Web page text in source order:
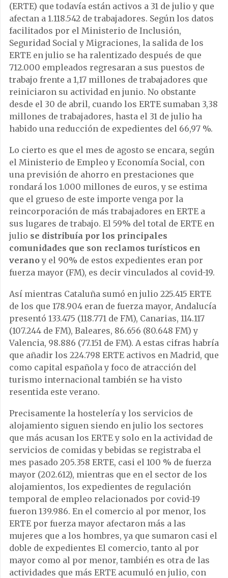
(ERTE) que todavía están activos a 31 de julio y que
afectan a 1.118.542 de trabajadores. Según los datos
facilitados por el Ministerio de Inclusión,
Seguridad Social y Migraciones, la salida de los
ERTE en julio se ha ralentizado después de que
712.000 empleados regresaran a sus puestos de
trabajo frente a 1,17 millones de trabajadores que
reiniciaron su actividad en junio. No obstante
desde el 30 de abril, cuando los ERTE sumaban 3,38
millones de trabajadores, hasta el 31 de julio ha
habido una reducción de expedientes del 66,97 %.
Lo cierto es que el mes de agosto se encara, según
el Ministerio de Empleo y Economía Social, con
una previsión de ahorro en prestaciones que
rondará los 1.000 millones de euros, y se estima
que el grueso de este importe venga por la
reincorporación de más trabajadores en ERTE a
sus lugares de trabajo. El 59% del total de ERTE en
julio se distribuía por los principales
comunidades que son reclamos turísticos en
veranoy el 90% de estos expedientes eran por
fuerza mayor (FM), es decir vinculados al covid-19.
Así mientras Cataluña sumó en julio 225.415 ERTE
de los que 178.904 eran de fuerza mayor, Andalucía
presentó 133.475 (118.771 de FM), Canarias, 114.117
(107.244 de FM), Baleares, 86.656 (80.648 FM) y
Valencia, 98.886 (77.151 de FM). A estas cifras habría
que añadir los 224.798 ERTE activos en Madrid, que
como capital española y foco de atracción del
turismo internacional también se ha visto
resentida este verano.
Precisamente la hostelería y los servicios de
alojamiento siguen siendo en julio los sectores
que más acusan los ERTE y solo en la actividad de
servicios de comidas y bebidas se registraba el
mes pasado 205.358 ERTE, casi el 100 % de fuerza
mayor (202.612), mientras que en el sector de los
alojamientos, los expedientes de regulación
temporal de empleo relacionados por covid-19
fueron 139.986. En el comercio al por menor, los
ERTE por fuerza mayor afectaron más a las
mujeres que a los hombres, ya que sumaron casi el
doble de expedientes El comercio, tanto al por
mayor como al por menor, también es otra de las
actividades que más ERTE acumuló en julio, con